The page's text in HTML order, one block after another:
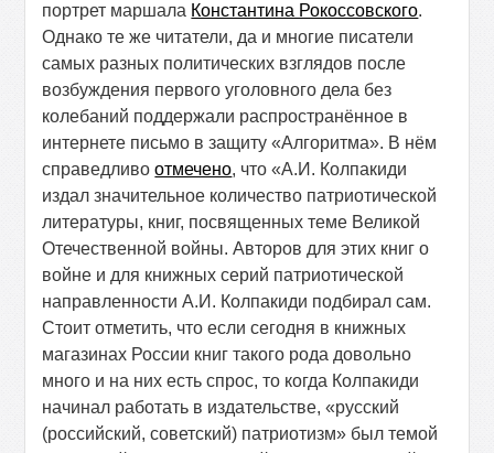
портрет маршала Константина Рокоссовского.
Однако те же читатели, да и многие писатели
самых разных политических взглядов после
возбуждения первого уголовного дела без
колебаний поддержали распространённое в
интернете письмо в защиту «Алгоритма». В нём
справедливоотмечено, что «А.И. Колпакиди
издал значительное количество патриотической
литературы, книг, посвященных теме Великой
Отечественной войны. Авторов для этих книг о
войне и для книжных серий патриотической
направленности А.И. Колпакиди подбирал сам.
Стоит отметить, что если сегодня в книжных
магазинах России книг такого рода довольно
много и на них есть спрос, то когда Колпакиди
начинал работать в издательстве, «русский
(российский, советский) патриотизм» был темой